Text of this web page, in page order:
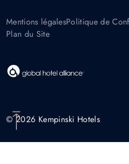
Mentions légalesPolitique de
Plan du Site
© 2026 Kempinski Hotels